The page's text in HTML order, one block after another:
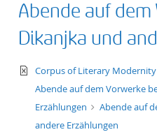
Abende auf
Dikanjka und
text/xml
Corpus of Literary
Abende auf dem Vorwerke
Erzählungen
Abende auf
andere Erzählungen